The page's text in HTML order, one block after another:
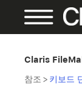
Claris
참조 > 키보드